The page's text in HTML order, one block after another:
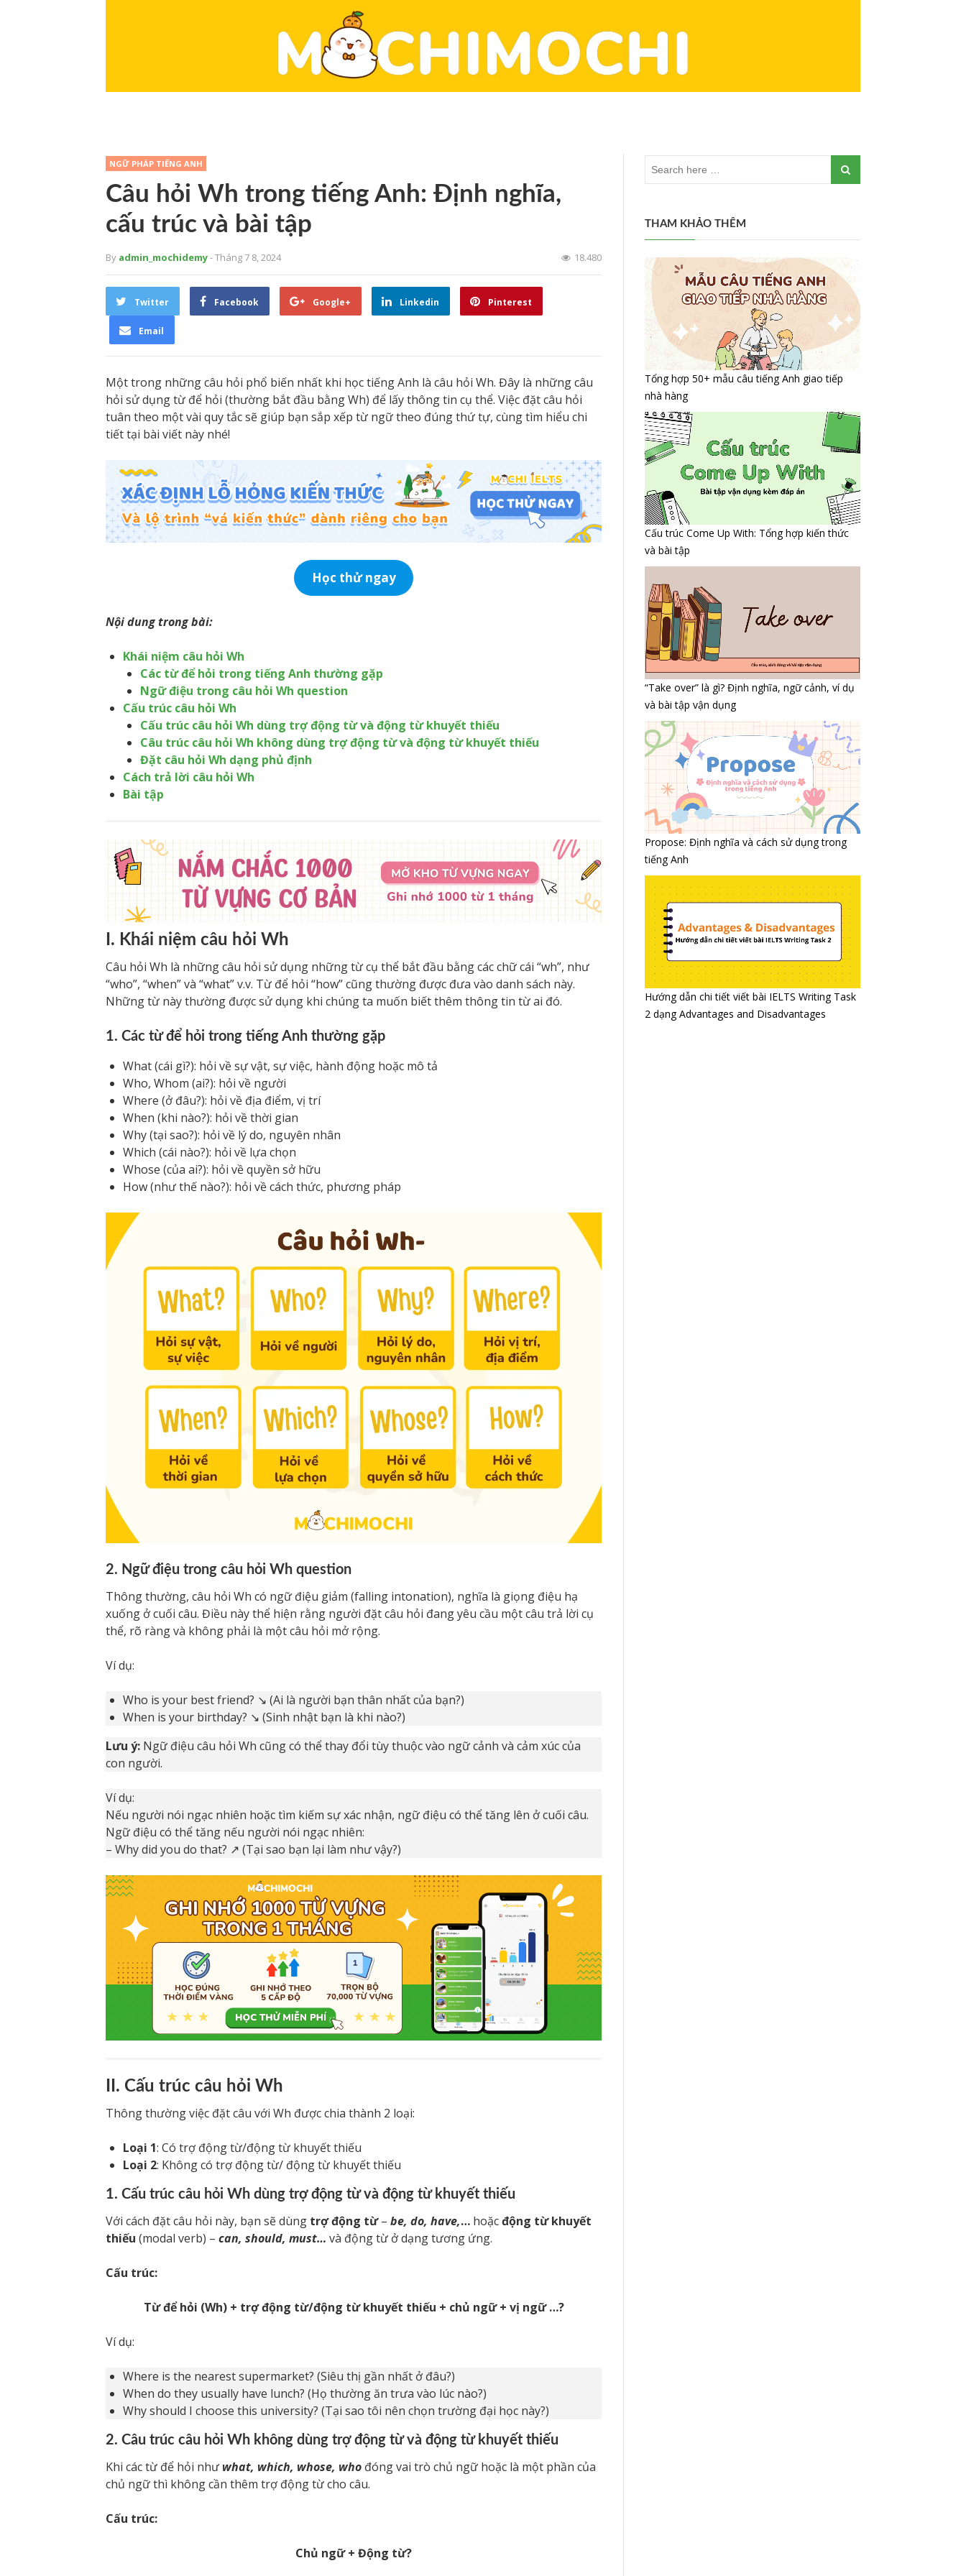
NGỮ PHÁP TIẾNG ANH
Câu hỏi Wh trong tiếng Anh: Định nghĩa,
cấu trúc và bài tập
By admin_mochidemy- Tháng 7 8, 2024 18.480
Twitter Facebook Google+ Linkedin Pinterest
Email
Một trong những câu hỏi phổ biến nhất khi học tiếng Anh là câu hỏi Wh. Đây là những câu
hỏi sử dụng từ để hỏi (thường bắt đầu bằng Wh) để lấy thông tin cụ thể. Việc đặt câu hỏi
tuân theo một vài quy tắc sẽ giúp bạn sắp xếp từ ngữ theo đúng thứ tự, cùng tìm hiểu chi
tiết tại bài viết này nhé!
Học thử ngay
Nội dung trong bài:
Khái niệm câu hỏi Wh
Các từ để hỏi trong tiếng Anh thường gặp
Ngữ điệu trong câu hỏi Wh question
Cấu trúc câu hỏi Wh
Cấu trúc câu hỏi Wh dùng trợ động từ và động từ khuyết thiếu
Câu trúc câu hỏi Wh không dùng trợ động từ và động từ khuyết thiếu
Đặt câu hỏi Wh dạng phủ định
Cách trả lời câu hỏi Wh
Bài tập
I. Khái niệm câu hỏi Wh
Câu hỏi Wh là những câu hỏi sử dụng những từ cụ thể bắt đầu bằng các chữ cái “wh”, như
“who”, “when” và “what” v.v. Từ để hỏi “how” cũng thường được đưa vào danh sách này.
Những từ này thường được sử dụng khi chúng ta muốn biết thêm thông tin từ ai đó.
1. Các từ để hỏi trong tiếng Anh thường gặp
What (cái gì?): hỏi về sự vật, sự việc, hành động hoặc mô tả
Who, Whom (ai?): hỏi về người
Where (ở đâu?): hỏi về địa điểm, vị trí
When (khi nào?): hỏi về thời gian
Why (tại sao?): hỏi về lý do, nguyên nhân
Which (cái nào?): hỏi về lựa chọn
Whose (của ai?): hỏi về quyền sở hữu
How (như thế nào?): hỏi về cách thức, phương pháp
2. Ngữ điệu trong câu hỏi Wh question
Thông thường, câu hỏi Wh có ngữ điệu giảm (falling intonation), nghĩa là giọng điệu hạ
xuống ở cuối câu. Điều này thể hiện rằng người đặt câu hỏi đang yêu cầu một câu trả lời cụ
thể, rõ ràng và không phải là một câu hỏi mở rộng.
Ví dụ:
Who is your best friend? ↘ (Ai là người bạn thân nhất của bạn?)
When is your birthday? ↘ (Sinh nhật bạn là khi nào?)
Lưu ý: Ngữ điệu câu hỏi Wh cũng có thể thay đổi tùy thuộc vào ngữ cảnh và cảm xúc của
con người.
Ví dụ:
Nếu người nói ngạc nhiên hoặc tìm kiếm sự xác nhận, ngữ điệu có thể tăng lên ở cuối câu.
Ngữ điệu có thể tăng nếu người nói ngạc nhiên:
– Why did you do that? ↗ (Tại sao bạn lại làm như vậy?)
II. Cấu trúc câu hỏi Wh
Thông thường việc đặt câu với Wh được chia thành 2 loại:
Loại 1: Có trợ động từ/động từ khuyết thiếu
Loại 2: Không có trợ động từ/ động từ khuyết thiếu
1. Cấu trúc câu hỏi Wh dùng trợ động từ và động từ khuyết thiếu
Với cách đặt câu hỏi này, bạn sẽ dùng trợ động từ– be, do, have,… hoặcđộng từ khuyết
thiếu (modal verb) – can, should, must… và động từ ở dạng tương ứng.
Cấu trúc:
Từ để hỏi (Wh) + trợ động từ/động từ khuyết thiếu + chủ ngữ + vị ngữ …?
Ví dụ:
Where is the nearest supermarket? (Siêu thị gần nhất ở đâu?)
When do they usually have lunch? (Họ thường ăn trưa vào lúc nào?)
Why should I choose this university? (Tại sao tôi nên chọn trường đại học này?)
2. Câu trúc câu hỏi Wh không dùng trợ động từ và động từ khuyết thiếu
Khi các từ để hỏi như what, which, whose, who đóng vai trò chủ ngữ hoặc là một phần của
chủ ngữ thì không cần thêm trợ động từ cho câu.
Cấu trúc:
Chủ ngữ + Động từ?
THAM KHẢO THÊM
Tổng hợp 50+ mẫu câu tiếng Anh giao tiếp
nhà hàng
Cấu trúc Come Up With: Tổng hợp kiến thức
và bài tập
“Take over” là gì? Định nghĩa, ngữ cảnh, ví dụ
và bài tập vận dụng
Propose: Định nghĩa và cách sử dụng trong
tiếng Anh
Hướng dẫn chi tiết viết bài IELTS Writing Task
2 dạng Advantages and Disadvantages